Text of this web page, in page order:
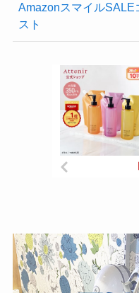
AmazonスマイルSALE
スト